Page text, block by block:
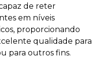
de reter
em níveis
proporcionando
qualidade para
para outros fins.